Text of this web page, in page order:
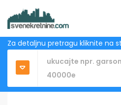
Za detaljnu pretragu kliknite na